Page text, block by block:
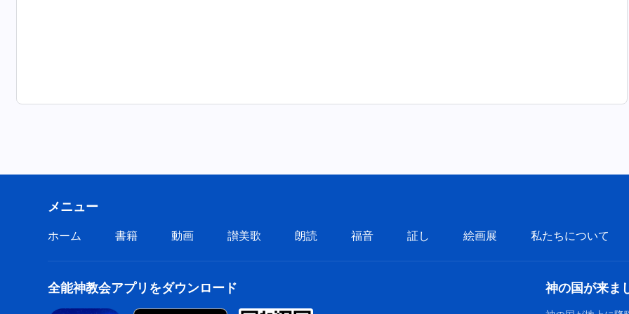
メニュー
ホーム 書籍 動画 讃美歌 朗読 福音 証し 絵画展 私たちについて
全能神教会アプリをダウンロード 神の国が来ま